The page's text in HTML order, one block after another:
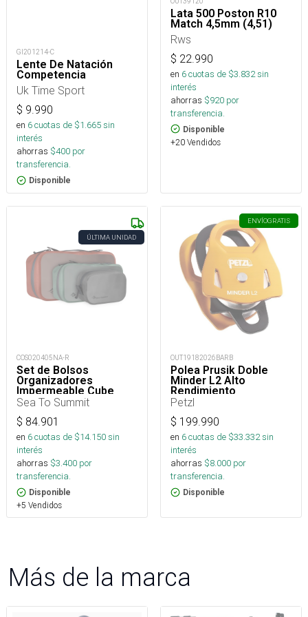
GI201214-C
Lente De Natación
Competencia
Uk Time Sport
$ 9.990
en 6cuotas de $1.665sin
interés
ahorras $400 por
transferencia.
Disponible
Lata 500 Poston R10
Match 4,5mm (4,51)
Rws
$ 22.990
en 6cuotas de $3.832sin
interés
ahorras $920 por
transferencia.
Disponible
+20 Vendidos
ÚLTIMA UNIDAD
COS020405NA-R
Set de Bolsos
Organizadores
Impermeable Cube
Hydraulic
Sea To Summit
$ 84.901
en 6cuotas de $14.150sin
interés
ahorras $3.400 por
transferencia.
Disponible
+5 Vendidos
ENVÍOGRATIS
OUT19182026BARB
Polea Prusik Doble
Minder L2 Alto
Rendimiento
Petzl
$ 199.990
en 6cuotas de $33.332sin
interés
ahorras $8.000 por
transferencia.
Disponible
Más de la marca